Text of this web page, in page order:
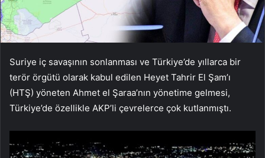
Suriye iç savaşının sonlanması ve Türkiye’de yıllarca bir
terör örgütü olarak kabul edilen Heyet Tahrir El Şam’ı
(HTŞ) yöneten Ahmet el Şaraa’nın yönetime gelmesi,
Türkiye’de özellikle AKP’li çevrelerce çok kutlanmıştı.